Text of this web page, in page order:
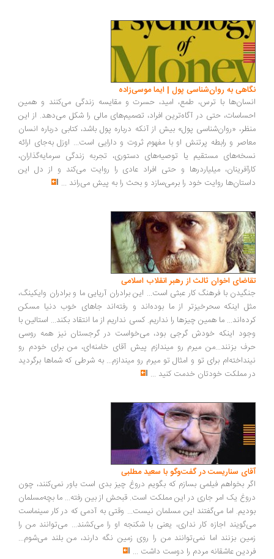
به روان‌شناسی پول | ایما موسی‌زاده
با ترس، طمع، امید، حسرت و مقایسه زندگی می‌کنند و همین
حتی در آگاه‌ترین افراد، تصمیم‌های مالی را شکل می‌دهد. از این
«روان‌شناسی پول» بیش از آنکه درباره پول باشد، کتابی درباره انسان
و رابطه پرتنش او با مفهوم ثروت و دارایی است... اوزل به‌جای ارائه
مستقیم یا توصیه‌های دستوری، تجربه زندگی سرمایه‌گذاران،
میلیاردرها و حتی افراد عادی را روایت می‌کند و از دل این
روایت خود را برمی‌سازد و بحث را به پیش می‌راند ...
اخوان ثالث از رهبر انقلاب اسلامی
با فرهنگ کار عبثی است... این برادران آریایی ما و برادران وایکینگ،
اینکه سحرخیزتر از ما بوده‌اند و رفته‌اند جاهای خوب دنیا مسکن
ما همین چیزها را نداریم. کسی نداریم از ما انتقاد بکند... استالین با
اینکه خودش گرجی بود، می‌خواست در گرجستان نیز همه روسی
بزنند...من میرم رو میندازم پیش آقای خامنه‌ای، من برای خودم رو
برای تو و امثال تو میرم رو میندازم... به شرطی که شماها برگردید
مملکت خودتان خدمت کنید...
سناریست در گفت‌وگو با سعید مطلبی
بخواهم فیلمی بسازم که بگویم دروغ چیز بدی است باور نمی‌کنند، چون
یک امر جاری در این مملکت است. قبحش از بین رفته... ما بچه‌مسلمان
اما می‌گفتند این مسلمان نیست... وقتی به آدمی که در کار سینماست
اجازه کار نداری، یعنی با شکنجه او را می‌کشند... می‌توانند من را
بزنند اما نمی‌توانند من را روی زمین نگه دارند، من بلند می‌شوم...
عاشقانه مردم را دوست داشت ...